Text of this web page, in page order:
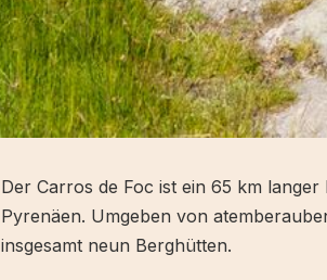
Der Carros de Foc ist ein 65 km
Pyrenäen. Umgeben von
insgesamt neun Berghütten.